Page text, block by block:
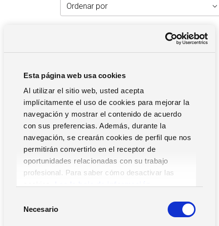
Esta página web usa cookies
Al utilizar el sitio web, usted acepta
implícitamente el uso de cookies para mejorar la
navegación y mostrar el contenido de acuerdo
con sus preferencias. Además, durante la
navegación, se crearán cookies de perfil que nos
permitirán convertirlo en el receptor de
oportunidades relacionadas con su trabajo
profesional. Para saber cómo desactivar las
Necesario
Filtros
Movilidad RR.HH.
ERP
RR.HH.
Pequeñas Empresas y Asesorías
Supply Chain